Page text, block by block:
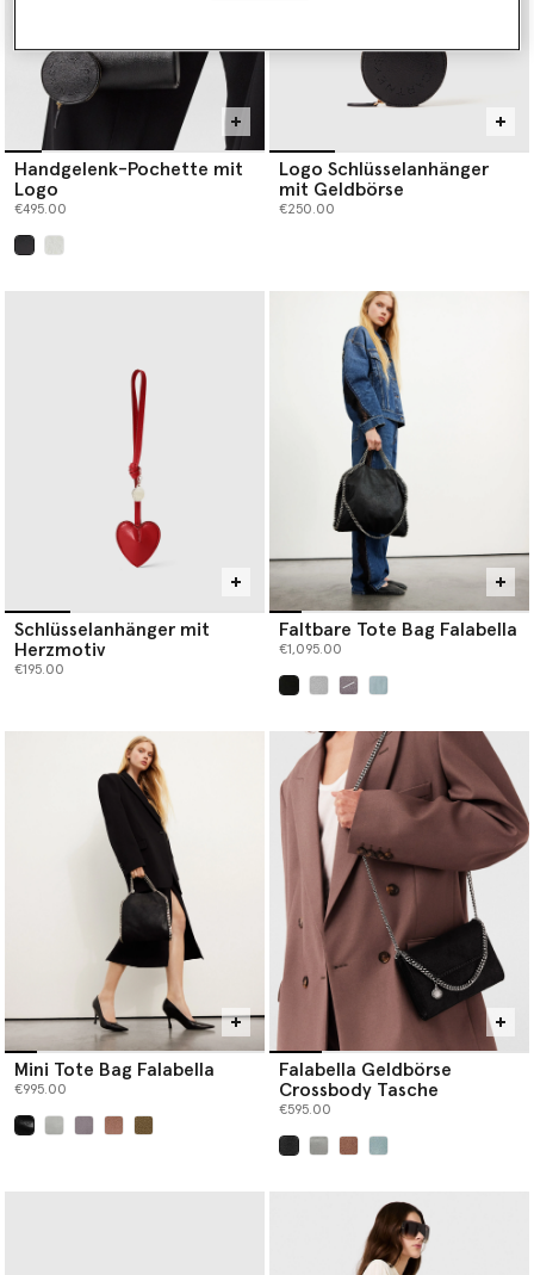
Handgelenk-Pochette mit
Logo
€495.00
Logo Schlüsselanhänger
mit Geldbörse
€250.00
Schlüsselanhänger mit
Herzmotiv
€195.00
Faltbare Tote Bag Falabella
€1,095.00
Mini Tote Bag Falabella
€995.00
Falabella Geldbörse
Crossbody Tasche
€595.00